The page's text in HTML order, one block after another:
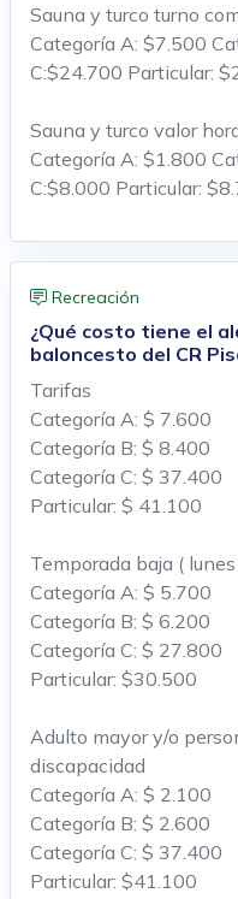
Sauna y turco turno
Categoría A: $7.500
C:$24.700 Particular:
Sauna y turco valor
Categoría A: $1.800
C:$8.000 Particular:
Recreación
¿Qué costo tiene el
baloncesto del CR
Tarifas
Categoría A: $ 7.600
Categoría B: $ 8.400
Categoría C: $ 37.400
Particular: $ 41.100
Temporada baja (
Categoría A: $ 5.700
Categoría B: $ 6.200
Categoría C: $ 27.800
Particular: $30.500
Adulto mayor y/o
discapacidad
Categoría A: $ 2.100
Categoría B: $ 2.600
Categoría C: $ 37.400
Particular: $41.100